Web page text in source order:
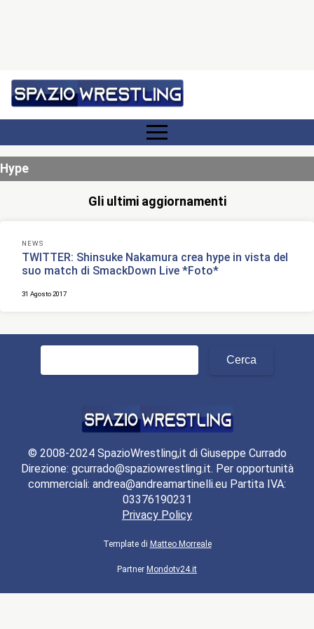
Hype
Gli ultimi aggiornamenti
NEWS
TWITTER: Shinsuke Nakamura crea hype in vista del
suo match di SmackDown Live *Foto*
31 Agosto 2017
Ricerca
© 2008-2024 SpazioWrestling,it di Giuseppe Currado
Direzione: gcurrado@spaziowrestling.it. Per opportunità
commerciali: andrea@andreamartinelli.eu Partita IVA:
03376190231
Privacy Policy
Template di Matteo Morreale
Partner Mondotv24.it